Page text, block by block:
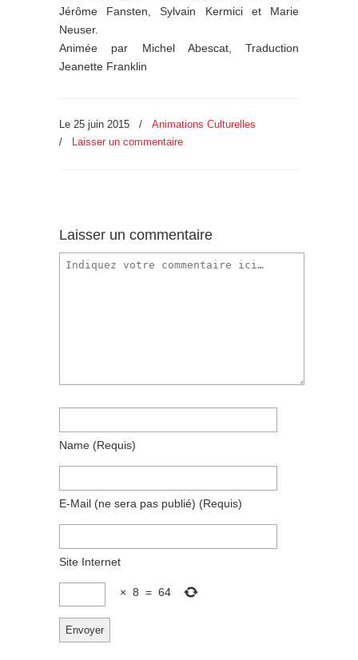
Jérôme Fansten, Sylvain Kermici et Marie
Neuser.
Animée par Michel Abescat, Traduction
Jeanette Franklin
Le 25 juin 2015 /
Animations Culturelles
/ Laisser un commentaire
Laisser un commentaire
Name (requis)
E-Mail (ne sera pas publié) (requis)
Site Internet
× 8 = 64